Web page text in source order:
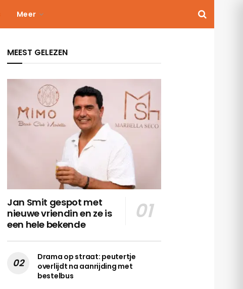
Meer
MEEST GELEZEN
Jan Smit gespot met
nieuwe vriendin en ze is
een hele bekende
Drama op straat: peutertje
overlijdt na aanrijding met
bestelbus